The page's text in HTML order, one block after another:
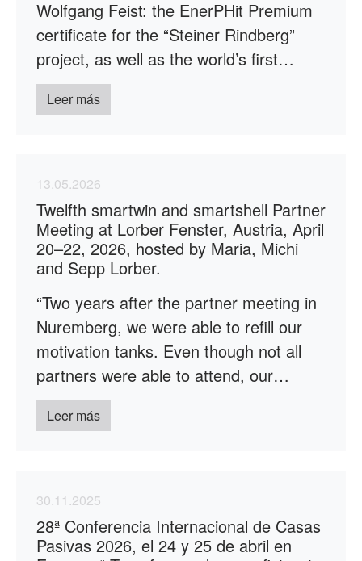
Wolfgang Feist: the EnerPHit Premium
certificate for the “Steiner Rindberg”
project, as well as the world’s first…
Leer más
13.05.2026
Twelfth smartwin and smartshell Partner
Meeting at Lorber Fenster, Austria, April
20–22, 2026, hosted by Maria, Michi
and Sepp Lorber.
“Two years after the partner meeting in
Nuremberg, we were able to refill our
motivation tanks. Even though not all
partners were able to attend, our…
Leer más
30.11.2025
28ª Conferencia Internacional de Casas
Pasivas 2026, el 24 y 25 de abril en